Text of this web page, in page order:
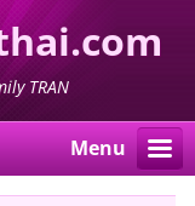
TRAN
Menu